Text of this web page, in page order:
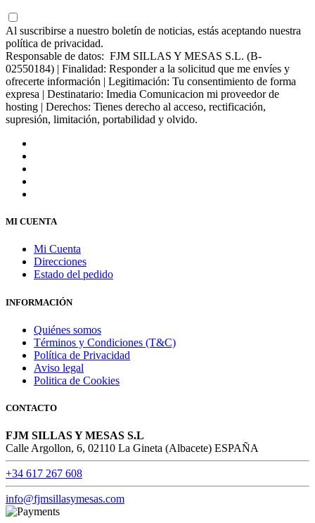
Al suscribirse a nuestro boletín de noticias, estás aceptando nuestra
política de privacidad.
Responsable de datos: FJM SILLAS Y MESAS S.L. (B-
02550184) | Finalidad: Responder a la solicitud que me envíes y
ofrecerte información | Legitimación: Tu consentimiento de forma
expresa | Destinatario: Imedia Comunicacion mi proveedor de
hosting | Derechos: Tienes derecho al acceso, rectificación,
supresión, limitación, portabilidad y olvido.
MI CUENTA
Mi Cuenta
Direcciones
Estado del pedido
INFORMACIÓN
Quiénes somos
Términos y Condiciones (T&C)
Política de Privacidad
Aviso legal
Politica de Cookies
CONTACTO
FJM SILLAS Y MESAS S.L
Calle Argollon, 6, 02110 La Gineta (Albacete) ESPAÑA
+34 617 267 608
info@fjmsillasymesas.com